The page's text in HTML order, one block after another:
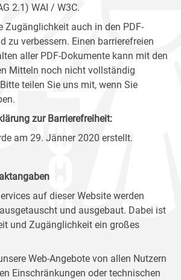
2.1) WAI / W3C.
Zugänglichkeit auch in den PDF-
zu verbessern. Einen barrierefreien
aller PDF-Dokumente kann mit den
Mitteln noch nicht vollständig
teilen Sie uns mit, wenn Sie
zur Barrierefreiheit:
am 29. Jänner 2020 erstellt.
auf dieser Website werden
und ausgebaut. Dabei ist
und Zugänglichkeit ein großes
Web-Angebote von allen Nutzern
Einschränkungen oder technischen